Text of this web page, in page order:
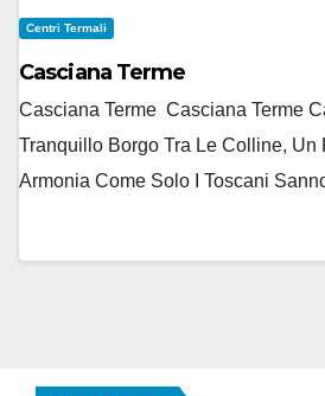
Centri Termali
Casciana Terme
Casciana Terme Casciana Terme
Tranquillo Borgo Tra Le Colline,
Armonia Come Solo I Toscani